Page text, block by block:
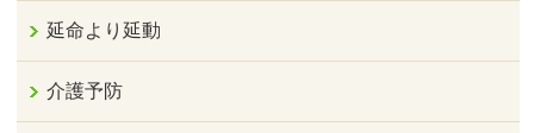
延命より延動
介護予防